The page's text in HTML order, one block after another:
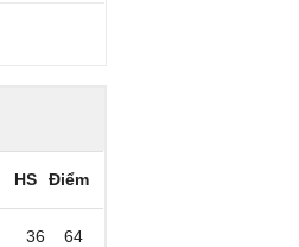
HS Điểm
36 64